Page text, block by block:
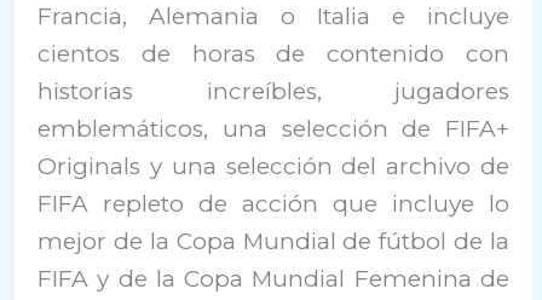
Francia, Alemania o Italia e incluye
cientos de horas de contenido con
historias increíbles, jugadores
emblemáticos, una selección de FIFA+
Originals y una selección del archivo de
FIFA repleto de acción que incluye lo
mejor de la Copa Mundial de fútbol de la
FIFA y de la Copa Mundial Femenina de